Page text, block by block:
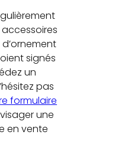
signés
un
pas
formulaire
une
en vente